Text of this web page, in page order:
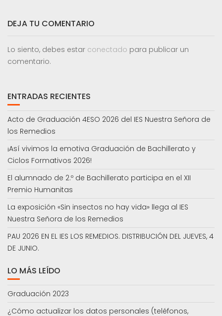
DEJA TU COMENTARIO
Lo siento, debes estar conectado para publicar un
comentario.
ENTRADAS RECIENTES
Acto de Graduación 4ESO 2026 del IES Nuestra Señora de
los Remedios
¡Así vivimos la emotiva Graduación de Bachillerato y
Ciclos Formativos 2026!
El alumnado de 2.º de Bachillerato participa en el XII
Premio Humanitas
La exposición «Sin insectos no hay vida» llega al IES
Nuestra Señora de los Remedios
PAU 2026 EN EL IES LOS REMEDIOS. DISTRIBUCIÓN DEL JUEVES, 4
DE JUNIO.
LO MÁS LEÍDO
Graduación 2023
¿Cómo actualizar los datos personales (teléfonos,